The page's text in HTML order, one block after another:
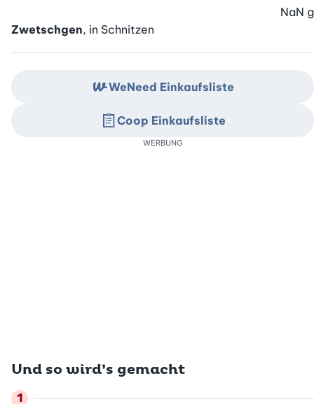
Zwetschgen, in Schnitzen
NaN g
Und so wird’s gemacht
WeNeed Einkaufsliste
Coop Einkaufsliste
WERBUNG